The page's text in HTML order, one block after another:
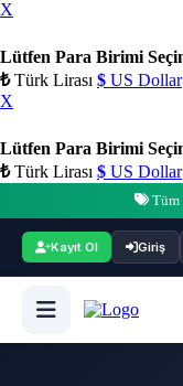
X
Lütfen Para Birimi
₺Türk Lirası $ US Dollar
X
Lütfen Para Birimi
₺Türk Lirası $ US Dollar
Tüm
Kayıt Ol Giriş